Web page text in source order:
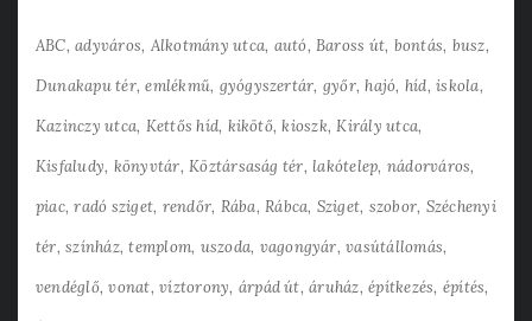
ABC adyváros Alkotmány utca autó Baross út bontás busz
Dunakapu tér emlékmű gyógyszertár győr hajó híd iskola
Kazinczy utca Kettős híd kikötő kioszk Király utca
Kisfaludy könyvtár Köztársaság tér lakótelep nádorváros
piac radó sziget rendőr Rába Rábca Sziget szobor Széchenyi
tér színház templom uszoda vagongyár vasútállomás
vendéglő vonat víztorony árpád út áruház építkezés építés